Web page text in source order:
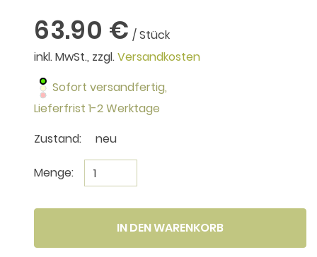
63.90 € / Stück
inkl. MwSt., zzgl.Versandkosten
Sofort versandfertig,
Lieferfrist 1-2 Werktage
Zustand:
neu
Menge:
IN DEN WARENKORB